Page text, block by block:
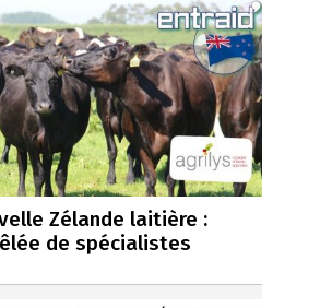
Zélande laitière :
de spécialistes